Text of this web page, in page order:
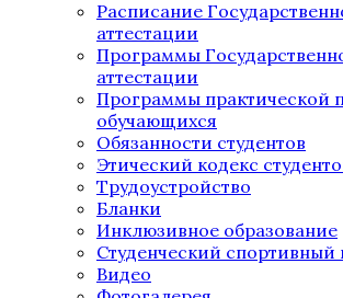
Расписание
аттестации
Программы
аттестации
Программы практической
обучающихся
Обязанности студентов
Этический кодекс
Трудоустройство
Бланки
Инклюзивное образование
Студенческий спортивный
Видео